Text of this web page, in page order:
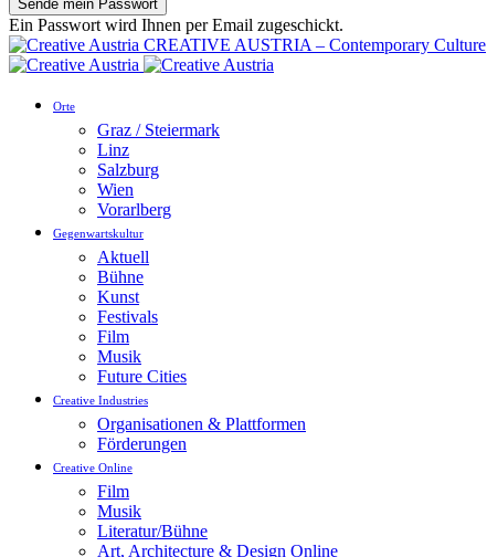
Ein Passwort wird Ihnen per Email zugeschickt.
CREATIVE AUSTRIA – Contemporary Culture
Orte
Graz / Steiermark
Linz
Salzburg
Wien
Vorarlberg
Gegenwartskultur
Aktuell
Bühne
Kunst
Festivals
Film
Musik
Future Cities
Creative Industries
Organisationen & Plattformen
Förderungen
Creative Online
Film
Musik
Literatur/Bühne
Art, Architecture & Design Online